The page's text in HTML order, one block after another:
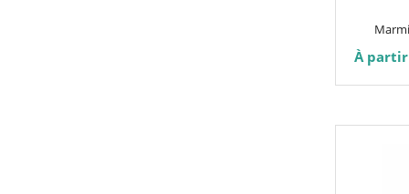
À
page